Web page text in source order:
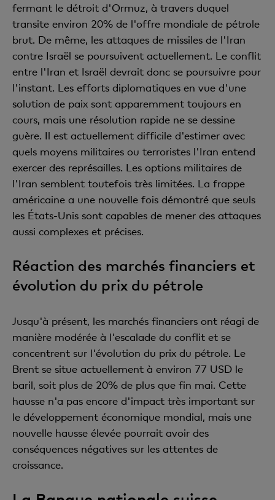
fermant le détroit d'Ormuz, à travers duquel
transite environ 20% de l'offre mondiale de pétrole
brut. De même, les attaques de missiles de l'Iran
contre Israël se poursuivent actuellement. Le conflit
entre l'Iran et Israël devrait donc se poursuivre pour
l'instant. Les efforts diplomatiques en vue d'une
solution de paix sont apparemment toujours en
cours, mais une résolution rapide ne se dessine
guère. Il est actuellement difficile d'estimer avec
quels moyens militaires ou terroristes l'Iran entend
exercer des représailles. Les options militaires de
l'Iran semblent toutefois très limitées. La frappe
américaine a une nouvelle fois démontré que seuls
les États-Unis sont capables de mener des attaques
aussi complexes et précises.
Réaction des marchés financiers et
évolution du prix du pétrole
Jusqu'à présent, les marchés financiers ont réagi de
manière modérée à l'escalade du conflit et se
concentrent sur l'évolution du prix du pétrole. Le
Brent se situe actuellement à environ 77 USD le
baril, soit plus de 20% de plus que fin mai. Cette
hausse n'a pas encore d'impact très important sur
le développement économique mondial, mais une
nouvelle hausse élevée pourrait avoir des
conséquences négatives sur les attentes de
croissance.